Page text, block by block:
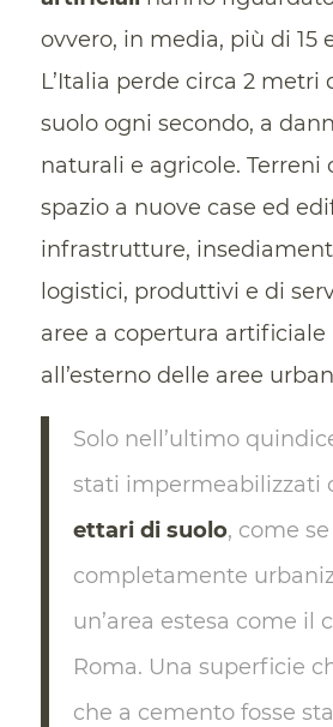
ovvero, in media, più di 15
L’Italia perde circa 2 metri
suolo ogni secondo, a
naturali e agricole. Terreni
spazio a nuove case ed
infrastrutture,
logistici, produttivi e di
aree a copertura artificiale
all’esterno delle aree
Solo nell’ultimo
stati impermeabilizzati
ettari di suolo, come
completamente
un’area estesa come il
Roma. Una superficie
che a cemento fosse